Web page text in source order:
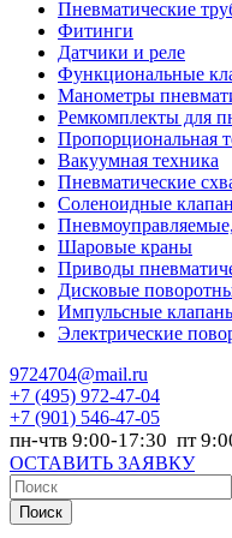
Пневматические
Фитинги
Датчики и реле
Функциональные
Манометры
Ремкомплекты для
Пропорциональная
Вакуумная техника
Пневматические
Соленоидные
Шаровые краны
Приводы
Дисковые
Импульсные
Электрические
9724704@mail.ru
+7 (495) 972-47-04
+7 (901) 546-47-05
пн-чтв 9:00-17:30 пт
ОСТАВИТЬ ЗАЯВКУ
Поиск